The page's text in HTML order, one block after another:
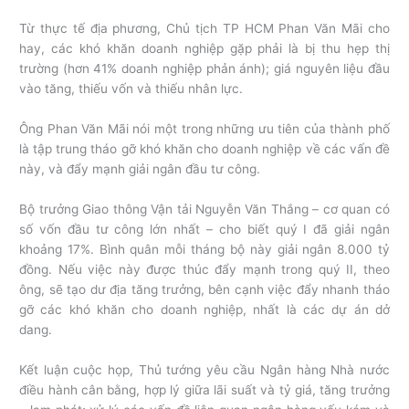
Từ thực tế địa phương, Chủ tịch TP HCM Phan Văn Mãi cho
hay, các khó khăn doanh nghiệp gặp phải là bị thu hẹp thị
trường (hơn 41% doanh nghiệp phản ánh); giá nguyên liệu đầu
vào tăng, thiếu vốn và thiếu nhân lực.
Ông Phan Văn Mãi nói một trong những ưu tiên của thành phố
là tập trung tháo gỡ khó khăn cho doanh nghiệp về các vấn đề
này, và đẩy mạnh giải ngân đầu tư công.
Bộ trưởng Giao thông Vận tải Nguyễn Văn Thắng – cơ quan có
số vốn đầu tư công lớn nhất – cho biết quý I đã giải ngân
khoảng 17%. Bình quân mỗi tháng bộ này giải ngân 8.000 tỷ
đồng. Nếu việc này được thúc đẩy mạnh trong quý II, theo
ông, sẽ tạo dư địa tăng trưởng, bên cạnh việc đẩy nhanh tháo
gỡ các khó khăn cho doanh nghiệp, nhất là các dự án dở
dang.
Kết luận cuộc họp, Thủ tướng yêu cầu Ngân hàng Nhà nước
điều hành cân bằng, hợp lý giữa lãi suất và tỷ giá, tăng trưởng